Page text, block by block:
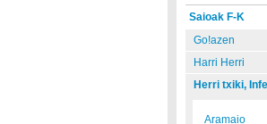
Saioak F-K
Go!azen
Harri Herri
Herri txiki,
Aramaio